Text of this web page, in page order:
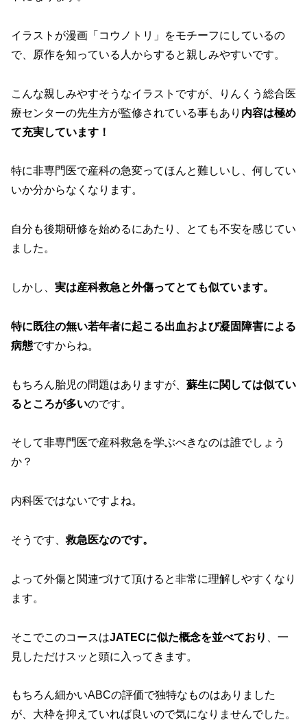
イラストが漫画「コウノトリ」をモチーフにしているの
で、原作を知っている人からすると親しみやすいです。
こんな親しみやすそうなイラストですが、りんくう総合医
療センターの先生方が監修されている事もあり 内容は極め
て充実しています！
特に非専門医で産科の急変ってほんと難しいし、何してい
いか分からなくなります。
自分も後期研修を始めるにあたり、とても不安を感じてい
ました。
しかし、 実は産科救急と外傷ってとても似ています。
特に既往の無い若年者に起こる出血および凝固障害による
病態ですからね。
もちろん胎児の問題はありますが、 蘇生に関しては似てい
るところが多いのです。
そして非専門医で産科救急を学ぶべきなのは誰でしょう
か？
内科医ではないですよね。
そうです、救急医なのです。
よって外傷と関連づけて頂けると非常に理解しやすくなり
ます。
そこでこのコースはJATECに似た概念を並べており
、一
見しただけスッと頭に入ってきます。
もちろん細かいABCの評価で独特なものはありました
が、大枠を抑えていれば良いので気になりませんでした。